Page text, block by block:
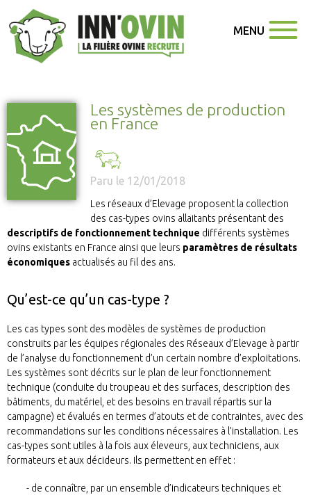
MENU
Les systèmes de production
en France
Paru le 12/01/2018
Les réseaux d’Elevage proposent la collection
des cas-types ovins allaitants présentant des
descriptifs de fonctionnement technique différents systèmes
ovins existants en France ainsi que leurs paramètres de résultats
économiques actualisés au fil des ans.
Qu’est-ce qu’un cas-type ?
Les cas types sont des modèles de systèmes de production
construits par les équipes régionales des Réseaux d’Elevage à partir
de l’analyse du fonctionnement d’un certain nombre d’exploitations.
Les systèmes sont décrits sur le plan de leur fonctionnement
technique (conduite du troupeau et des surfaces, description des
bâtiments, du matériel, et des besoins en travail répartis sur la
campagne) et évalués en termes d’atouts et de contraintes, avec des
recommandations sur les conditions nécessaires à l’installation. Les
cas-types sont utiles à la fois aux éleveurs, aux techniciens, aux
formateurs et aux décideurs. Ils permettent en effet :
de connaître, par un ensemble d’indicateurs techniques et